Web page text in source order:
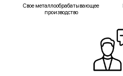
Свое металлообрабатывающее
производство